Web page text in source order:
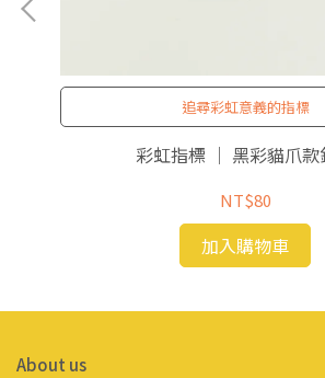
追尋彩虹意義的指標
彩虹指標 ｜ 黑彩貓爪款
NT$80
加入購物車
About us